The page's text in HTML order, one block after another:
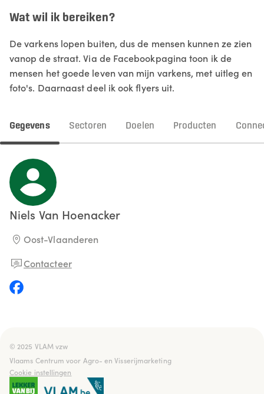
Wat wil ik bereiken?
De varkens lopen buiten, dus de mensen kunnen ze zien
vanop de straat. Via de Facebookpagina toon ik de
mensen het goede leven van mijn varkens, met uitleg en
foto's. Daarnaast deel ik ook flyers uit.
Gegevens Sectoren Doelen Producten
Niels Van Hoenacker
Oost-Vlaanderen
Contacteer
© 2025 VLAM vzw
Vlaams Centrum voor Agro- en Visserijmarketing
Cookie instellingen